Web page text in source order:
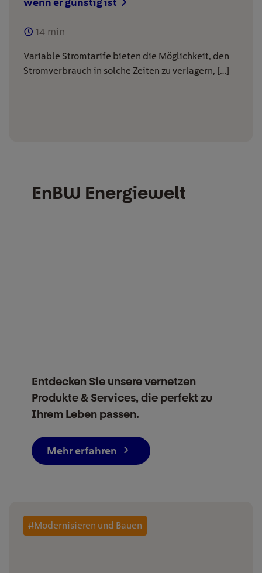
14 min
Variable Stromtarife bieten die Möglichkeit, den
Stromverbrauch in solche Zeiten zu verlagern, […]
EnBW Energiewelt
Entdecken Sie unsere vernetzen
Produkte & Services, die perfekt zu
Ihrem Leben passen.
Mehr erfahren
#Modernisieren und Bauen